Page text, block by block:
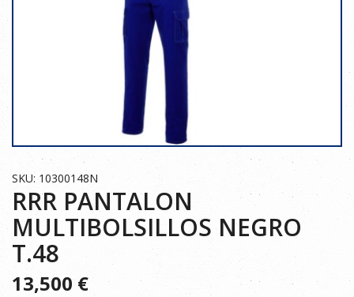
SKU: 10300148N
RRR PANTALON
MULTIBOLSILLOS NEGRO
T.48
13,500€